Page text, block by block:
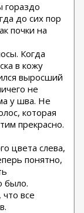
гораздо
до сих пор
почки на
Когда
в кожу
выросший
не
у шва. Не
которая
прекрасно.
цвета слева,
понятно,
было.
все